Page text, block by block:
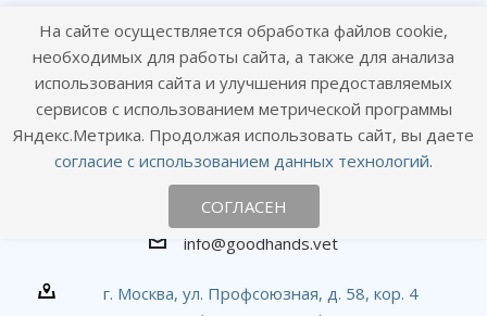
Наши контакты
+7 (495) 120-01-09
info@goodhands.vet
г. Москва, ул. Профсоюзная, д. 58, кор. 4
На сайте осуществляется обработка файлов cookie,
необходимых для работы сайта, а также для анализа
использования сайта и улучшения предоставляемых
сервисов с использованием метрической программы
Яндекс.Метрика. Продолжая использовать сайт, вы даете
согласие с использованием данных технологий.
СОГЛАСЕН